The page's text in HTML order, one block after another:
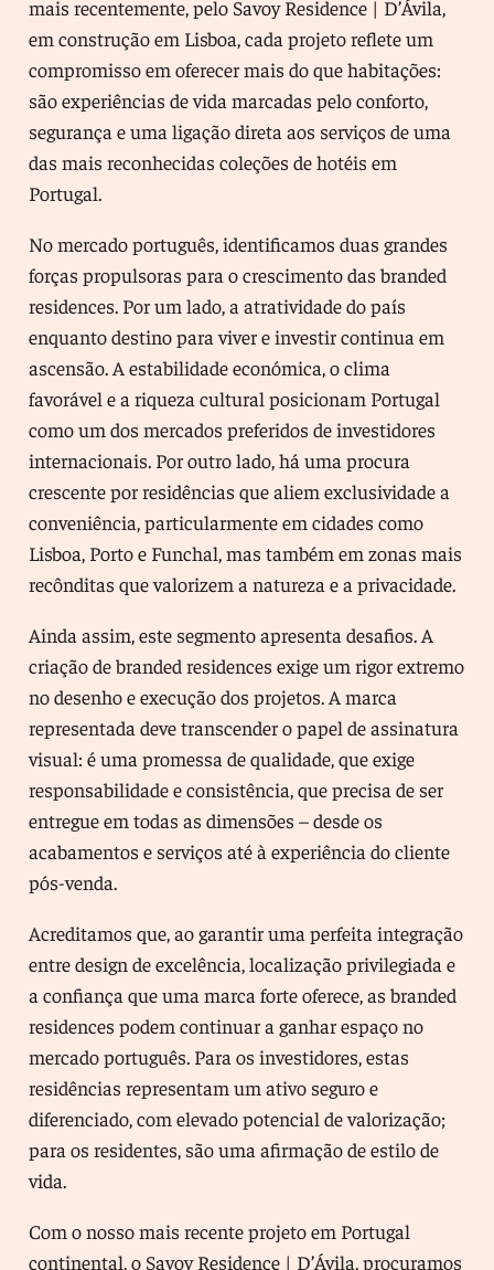
mais recentemente, pelo Savoy Residence | D’Ávila,
em construção em Lisboa, cada projeto reflete um
compromisso em oferecer mais do que habitações:
são experiências de vida marcadas pelo conforto,
segurança e uma ligação direta aos serviços de uma
das mais reconhecidas coleções de hotéis em
Portugal.
No mercado português, identificamos duas grandes
forças propulsoras para o crescimento das branded
residences. Por um lado, a atratividade do país
enquanto destino para viver e investir continua em
ascensão. A estabilidade económica, o clima
favorável e a riqueza cultural posicionam Portugal
como um dos mercados preferidos de investidores
internacionais. Por outro lado, há uma procura
crescente por residências que aliem exclusividade a
conveniência, particularmente em cidades como
Lisboa, Porto e Funchal, mas também em zonas mais
recônditas que valorizem a natureza e a privacidade.
Ainda assim, este segmento apresenta desafios. A
criação de branded residences exige um rigor extremo
no desenho e execução dos projetos. A marca
representada deve transcender o papel de assinatura
visual: é uma promessa de qualidade, que exige
responsabilidade e consistência, que precisa de ser
entregue em todas as dimensões – desde os
acabamentos e serviços até à experiência do cliente
pós-venda.
Acreditamos que, ao garantir uma perfeita integração
entre design de excelência, localização privilegiada e
a confiança que uma marca forte oferece, as branded
residences podem continuar a ganhar espaço no
mercado português. Para os investidores, estas
residências representam um ativo seguro e
diferenciado, com elevado potencial de valorização;
para os residentes, são uma afirmação de estilo de
vida.
Com o nosso mais recente projeto em Portugal
continental, o Savoy Residence | D’Ávila, procuramos